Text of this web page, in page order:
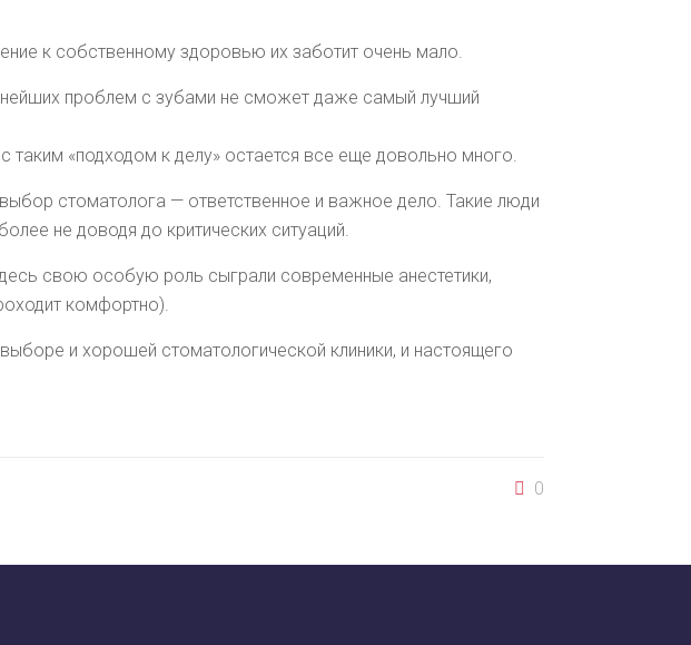
к собственному здоровью их заботит очень мало.
проблем с зубами не сможет даже самый лучший
таким «подходом к делу» остается все еще довольно много.
стоматолога — ответственное и важное дело. Такие люди
не доводя до критических ситуаций.
свою особую роль сыграли современные анестетики,
комфортно).
и хорошей стоматологической клиники, и настоящего
0